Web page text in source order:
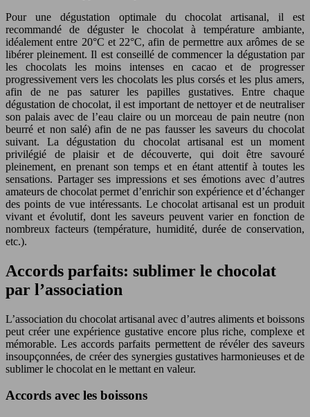
Pour une dégustation optimale du chocolat artisanal, il est
recommandé de déguster le chocolat à température ambiante,
idéalement entre 20°C et 22°C, afin de permettre aux arômes de se
libérer pleinement. Il est conseillé de commencer la dégustation par
les chocolats les moins intenses en cacao et de progresser
progressivement vers les chocolats les plus corsés et les plus amers,
afin de ne pas saturer les papilles gustatives. Entre chaque
dégustation de chocolat, il est important de nettoyer et de neutraliser
son palais avec de l’eau claire ou un morceau de pain neutre (non
beurré et non salé) afin de ne pas fausser les saveurs du chocolat
suivant. La dégustation du chocolat artisanal est un moment
privilégié de plaisir et de découverte, qui doit être savouré
pleinement, en prenant son temps et en étant attentif à toutes les
sensations. Partager ses impressions et ses émotions avec d’autres
amateurs de chocolat permet d’enrichir son expérience et d’échanger
des points de vue intéressants. Le chocolat artisanal est un produit
vivant et évolutif, dont les saveurs peuvent varier en fonction de
nombreux facteurs (température, humidité, durée de conservation,
etc.).
Accords parfaits: sublimer le chocolat
par l’association
L’association du chocolat artisanal avec d’autres aliments et boissons
peut créer une expérience gustative encore plus riche, complexe et
mémorable. Les accords parfaits permettent de révéler des saveurs
insoupçonnées, de créer des synergies gustatives harmonieuses et de
sublimer le chocolat en le mettant en valeur.
Accords avec les boissons